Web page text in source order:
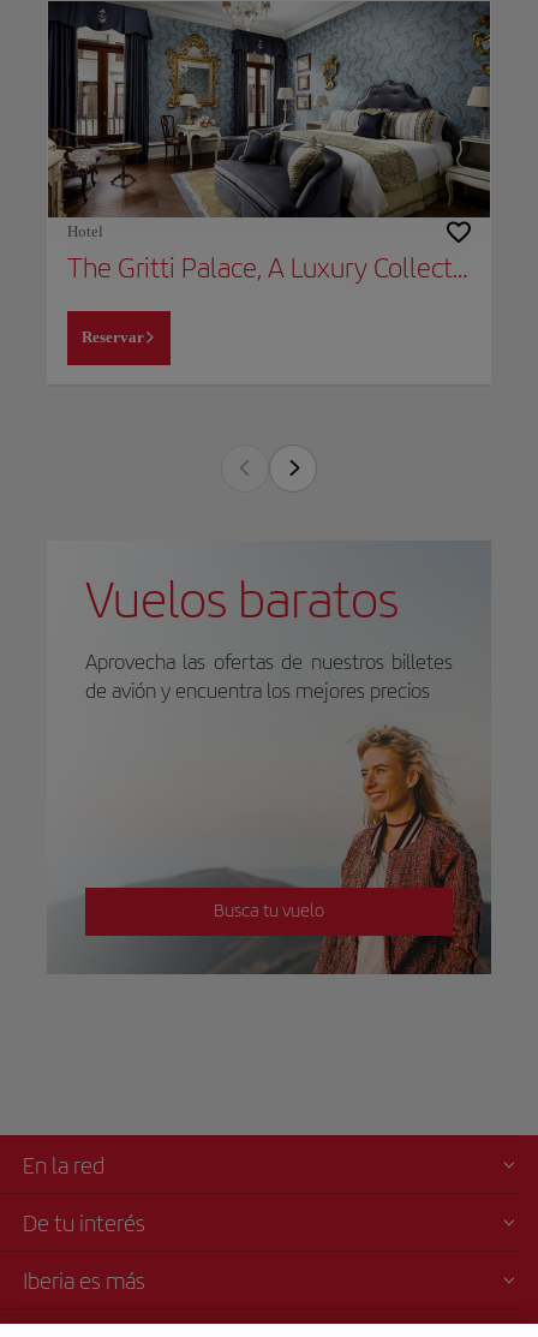
Hotel
The Gritti Palace, A Luxury Collection Hotel
Reservar
Vuelos baratos
Aprovecha las ofertas de nuestros billetes
de avión y encuentra los mejores precios
Busca tu vuelo
En la red
De tu interés
Iberia es más